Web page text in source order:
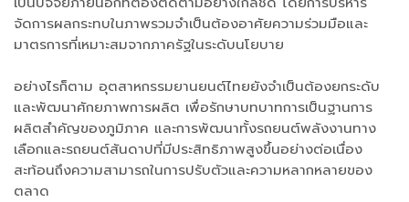
จัดการผลกระทบในภาพรวมจำเป็นต้องอาศัยความร่วมมือและ
มาตรการที่เหมาะสมจากภาครัฐในระดับนโยบาย
อย่างไรก็ตาม อุตสาหกรรมยานยนต์ไทยยังจำเป็นต้องยกระดับ
และพัฒนาศักยภาพการผลิต เพื่อรักษาบทบาทการเป็นฐานการ
ผลิตสำคัญของภูมิภาค และการพัฒนาทั้งรถยนต์พลังงานทาง
เลือกและรถยนต์สันดาปที่มีประสิทธิภาพสูงขึ้นอย่างต่อเนื่อง
สะท้อนถึงความสามารถในการปรับตัวและความหลากหลายของ
ตลาด